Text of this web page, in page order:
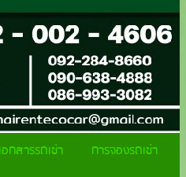
เอกสารรถเช่า
การจองรถเช่า